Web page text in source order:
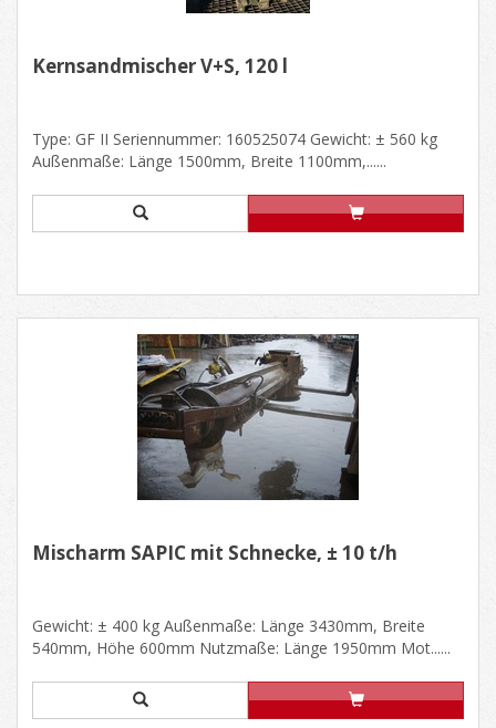
Kernsandmischer V+S, 120 l
Type: GF II Seriennummer: 160525074 Gewicht: ± 560 kg
Außenmaße: Länge 1500mm, Breite 1100mm,......
Mischarm SAPIC mit Schnecke, ± 10 t/h
Gewicht: ± 400 kg Außenmaße: Länge 3430mm, Breite
540mm, Höhe 600mm Nutzmaße: Länge 1950mm Mot......